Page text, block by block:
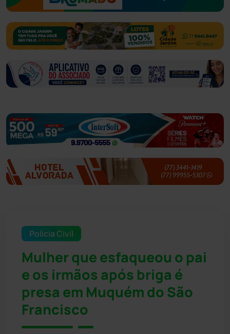
Polícia Civil
Mulher que esfaqueou o pai
e os irmãos após briga é
presa em Muquém do São
Francisco